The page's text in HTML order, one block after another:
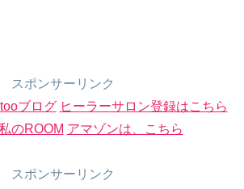
スポンサーリンク
ブログ ヒーラーサロン登録はこちら
のROOM アマゾンは、こちら
スポンサーリンク